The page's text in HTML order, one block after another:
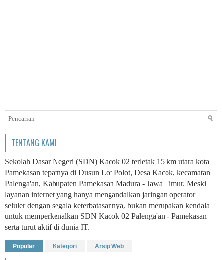
TENTANG KAMI
Sekolah Dasar Negeri (SDN) Kacok 02 terletak 15 km utara kota
Pamekasan tepatnya di Dusun Lot Polot, Desa Kacok, kecamatan
Palenga'an, Kabupaten Pamekasan Madura - Jawa Timur. Meski
layanan internet yang hanya mengandalkan jaringan operator
seluler dengan segala keterbatasannya, bukan merupakan kendala
untuk memperkenalkan SDN Kacok 02 Palenga'an - Pamekasan
serta turut aktif di dunia IT.
Popular Kategori Arsip Web